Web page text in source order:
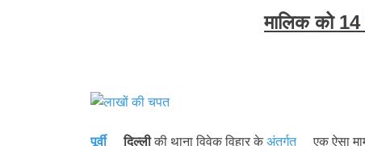
मालिक को 14
पूर्वी दिल्लीकी थाना विवेक विहार के अंतर्गत
एक ऐसा